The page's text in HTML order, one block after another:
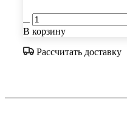
В корзину
Рассчитать доставку